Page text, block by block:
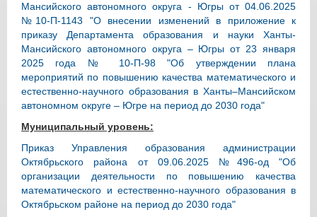
Мансийского автономного округа - Югры от 04.06.2025
№10-П-1143 "О внесении изменений в приложение к
приказу Департамента образования и науки Ханты-
Мансийского автономного округа – Югры от 23 января
2025 года № 10-П-98 "Об утверждении плана
мероприятий по повышению качества математического и
естественно-научного образования в Ханты–Мансийском
автономном округе – Югре на период до 2030 года"
Муниципальный уровень:
Приказ Управления образования администрации
Октябрьского района от 09.06.2025 №496-од "Об
организации деятельности по повышению качества
математического и естественно-научного образования в
Октябрьском районе на период до 2030 года"